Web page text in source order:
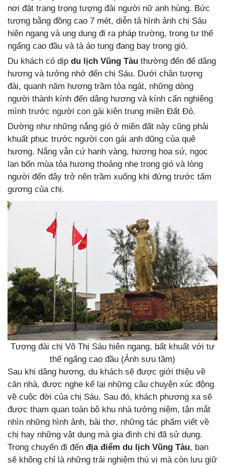
nơi đặt trang trọng tượng đài người nữ anh hùng. Bức
tượng bằng đồng cao 7 mét, diễn tả hình ảnh chị Sáu
hiên ngang và ung dung đi ra pháp trường, trong tư thế
ngẩng cao đầu và tà áo tung đang bay trong gió.
Du khách có dịp du lịch Vũng Tàu thường đến để dâng
hương và tưởng nhớ đến chị Sáu. Dưới chân tượng
đài, quanh năm hương trầm tỏa ngát, những dòng
người thành kính đến dâng hương và kính cẩn nghiêng
mình trước người con gái kiên trung miền Đất Đỏ.
Dường như những nắng gió ở miền đất này cũng phải
khuất phục trước người con gái anh dũng của quê
hương. Nắng vẫn cứ hanh vàng, hương hoa sứ, ngọc
lan bốn mùa tỏa hương thoảng nhẹ trong gió và lòng
người đến đây trở nên trầm xuống khi đứng trước tấm
gương của chị.
Tượng đài chị Võ Thị Sáu hiên ngang, bất khuất với tư
thế ngẩng cao đầu (Ảnh sưu tầm)
Sau khi dâng hương, du khách sẽ được giới thiệu về
căn nhà, được nghe kể lại những câu chuyện xúc động
về cuộc đời của chị Sáu. Sau đó, khách phương xa sẽ
được tham quan toàn bộ khu nhà tưởng niệm, tận mắt
nhìn những hình ảnh, bài thơ, những tác phẩm viết về
chị hay những vật dụng mà gia đình chị đã sử dụng.
Trong chuyến đi đến địa điểm du lịch Vũng Tàu, bạn
sẽ không chỉ là những trải nghiệm thú vị mà còn lưu giữ